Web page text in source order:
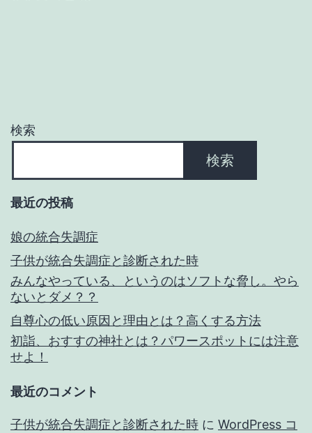
ン
検索
検索
最近の投稿
娘の統合失調症
子供が統合失調症と診断された時
みんなやっている、というのはソフトな脅し。やら
ないとダメ？？
自尊心の低い原因と理由とは？高くする方法
初詣、おすすの神社とは？パワースポットには注意
せよ！
最近のコメント
子供が統合失調症と診断された時 に WordPress コ